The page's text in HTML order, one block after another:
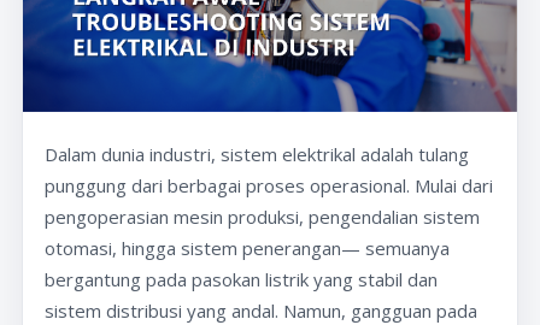
Dalam dunia industri, sistem elektrikal adalah tulang
punggung dari berbagai proses operasional. Mulai dari
pengoperasian mesin produksi, pengendalian sistem
otomasi, hingga sistem penerangan— semuanya
bergantung pada pasokan listrik yang stabil dan
sistem distribusi yang andal. Namun, gangguan pada